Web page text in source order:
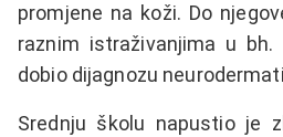
promjene na koži. Do
raznim istraživanjima u
dobio dijagnozu
Srednju školu napustio je